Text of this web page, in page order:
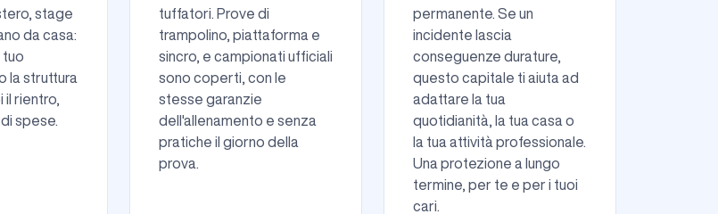
stage
da casa:
tuo
la struttura
rientro,
spese.
tuffatori. Prove di
trampolino, piattaforma e
sincro, e campionati ufficiali
sono coperti, con le
stesse garanzie
dell'allenamento e senza
pratiche il giorno della
prova.
permanente. Se un
incidente lascia
conseguenze durature,
questo capitale ti aiuta ad
adattare la tua
quotidianità, la tua casa o
la tua attività professionale.
Una protezione a lungo
termine, per te e per i tuoi
cari.